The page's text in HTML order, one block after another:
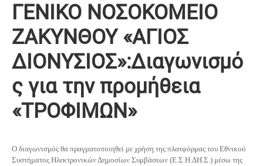
ΓΕΝΙΚΟ ΝΟΣΟΚΟΜΕΙΟ
ΖΑΚΥΝΘΟΥ «ΑΓΙΟΣ
ΔΙΟΝΥΣΙΟΣ»:Διαγωνισμό
ς για την προμήθεια
«ΤΡΟΦΙΜΩΝ»
Ο διαγωνισμός θα πραγματοποιηθεί με χρήση της πλατφόρμας του Εθνικού
Συστήματος Ηλεκτρονικών Δημοσίων Συμβάσεων (Ε.Σ.Η.ΔΗ.Σ.) μέσω της